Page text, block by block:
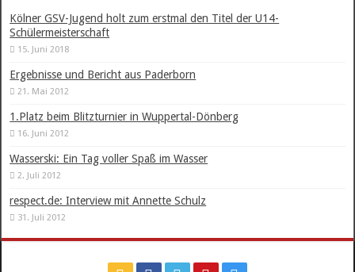
Kölner GSV-Jugend holt zum erstmal den Titel der U14-
Schülermeisterschaft
15. Juni 2018
Ergebnisse und Bericht aus Paderborn
21. Mai 2012
1.Platz beim Blitzturnier in Wuppertal-Dönberg
16. Juni 2012
Wasserski: Ein Tag voller Spaß im Wasser
2. Juli 2012
respect.de: Interview mit Annette Schulz
31. Juli 2012